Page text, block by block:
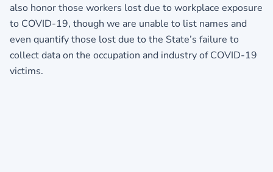
also honor those workers lost due to workplace exposure
to COVID-19, though we are unable to list names and
even quantify those lost due to the State’s failure to
collect data on the occupation and industry of COVID-19
victims.